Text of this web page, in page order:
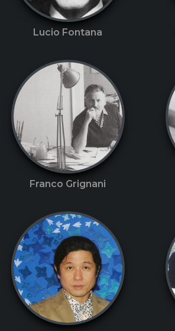
Lucio Fontana
Franco Grignani